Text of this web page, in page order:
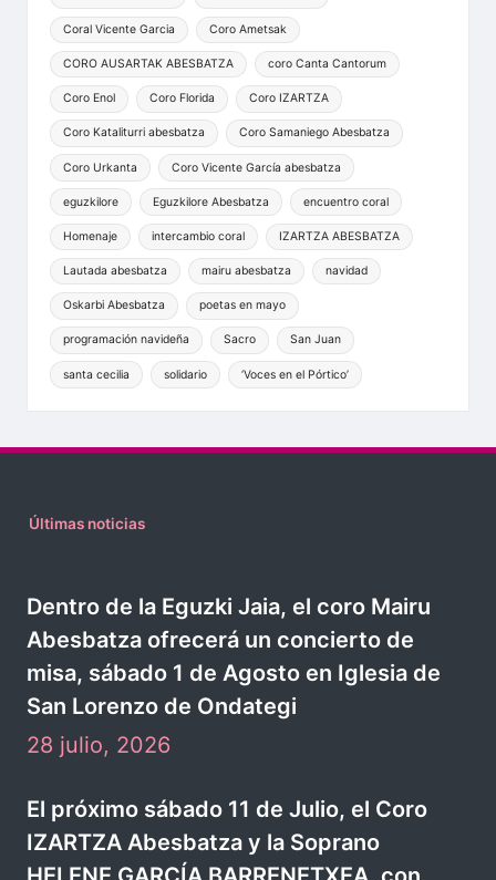
Coral Vicente Garcia Coro Ametsak
CORO AUSARTAK ABESBATZA coro Canta Cantorum
Coro Enol Coro Florida Coro IZARTZA
Coro Kataliturri abesbatza Coro Samaniego Abesbatza
Coro Urkanta Coro Vicente García abesbatza
eguzkilore Eguzkilore Abesbatza encuentro coral
Homenaje intercambio coral IZARTZA ABESBATZA
Lautada abesbatza mairu abesbatza navidad
Oskarbi Abesbatza poetas en mayo
programación navideña Sacro San Juan
santa cecilia solidario ‘Voces en el Pórtico’
Últimas noticias
Dentro de la Eguzki Jaia, el coro Mairu
Abesbatza ofrecerá un concierto de
misa, sábado 1 de Agosto en Iglesia de
San Lorenzo de Ondategi
28 julio, 2026
El próximo sábado 11 de Julio, el Coro
IZARTZA Abesbatza y la Soprano